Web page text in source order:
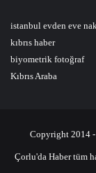
istanbul evden eve
kıbrıs haber
biyometrik fotoğraf
Kıbrıs Araba
Copyright 2014 -
Çorlu'da Haber tüm